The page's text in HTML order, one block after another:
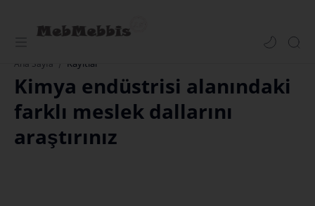
Ana Sayfa Kayıtlar
Kimya endüstrisi alanındaki
farklı meslek dallarını
araştırınız